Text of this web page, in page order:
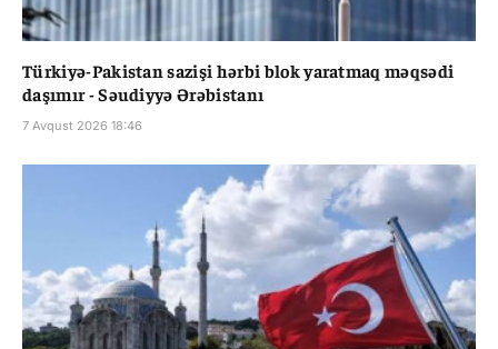
Türkiyə-Pakistan sazişi hərbi blok yaratmaq məqsədi
daşımır - Səudiyyə Ərəbistanı
7 Avqust 2026 18:46